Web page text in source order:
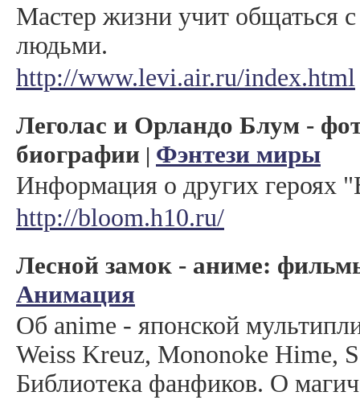
Мастер жизни учит общаться
людьми.
http://www.levi.air.ru/index.html
Леголас и Орландо Блум -
биографии | Фэнтези миры
Информация о других героях
http://bloom.h10.ru/
Лесной замок - аниме:
Анимация
Об anime - японской
Weiss Kreuz, Mononoke Hime,
Библиотека фанфиков. О